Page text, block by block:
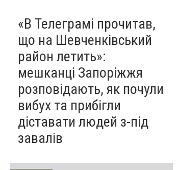
«В Телеграмі прочитав,
що на Шевченківський
район летить»:
мешканці Запоріжжя
розповідають, як почули
вибух та прибігли
діставати людей з-під
завалів